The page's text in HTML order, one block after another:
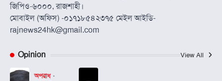
জিপিও-৬০০০, রাজশাহী।
মোবাইল (অফিস) -০১৭১৮৫৪২৩৭৫ মেইল আইডি-
rajnews24hk@gmail.com
Opinion View All
অপরাধ